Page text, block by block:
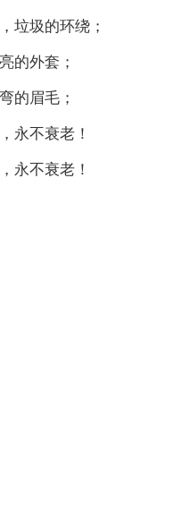
圾的环绕；
的外套；
的眉毛；
不衰老！
不衰老！